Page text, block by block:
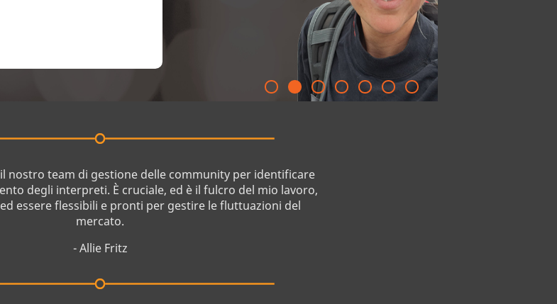
nostro team di gestione delle community per identificare
degli interpreti. È cruciale, ed è il fulcro del mio lavoro,
essere flessibili e pronti per gestire le fluttuazioni del
mercato.
- Allie Fritz